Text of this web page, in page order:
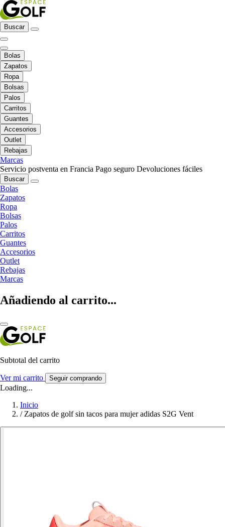
Buscar
Bolas
Zapatos
Ropa
Bolsas
Palos
Carritos
Guantes
Accesorios
Outlet
Rebajas
Marcas
Servicio postventa en Francia Pago seguro Devoluciones fáciles
Buscar
Bolas
Zapatos
Ropa
Bolsas
Palos
Carritos
Guantes
Accesorios
Outlet
Rebajas
Marcas
Añadiendo al carrito...
Subtotal del carrito
Ver mi carrito Seguir comprando
Loading...
Inicio
/ Zapatos de golf sin tacos para mujer adidas S2G Vent